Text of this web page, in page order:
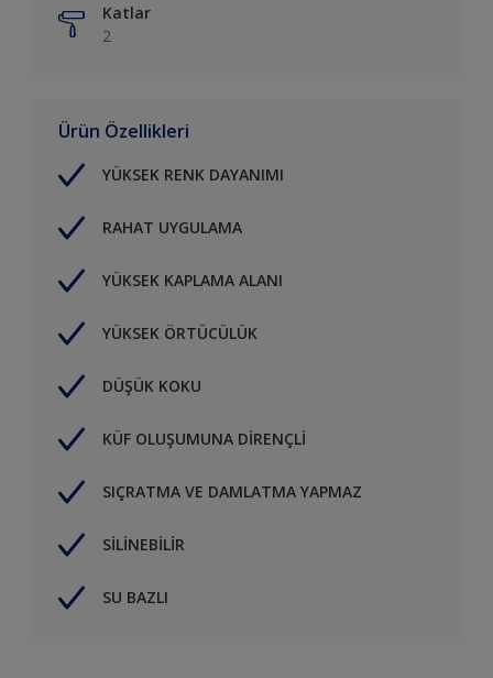
Katlar
2
Ürün Özellikleri
YÜKSEK RENK DAYANIMI
RAHAT UYGULAMA
YÜKSEK KAPLAMA ALANI
YÜKSEK ÖRTÜCÜLÜK
DÜŞÜK KOKU
KÜF OLUŞUMUNA DİRENÇLİ
SIÇRATMA VE DAMLATMA YAPMAZ
SİLİNEBİLİR
SU BAZLI